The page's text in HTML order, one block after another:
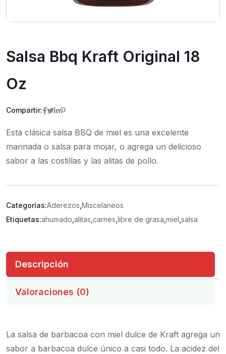
Salsa Bbq Kraft Original 18
Oz
Compartir:
Esta clásica salsa BBQ de miel es una excelente
marinada o salsa para mojar, o agrega un delicioso
sabor a las costillas y las alitas de pollo.
Categorías:Aderezos Miscelaneos
Etiquetas:ahumado alitas carnes libre de grasa miel salsa
Descripción
Valoraciones (0)
La salsa de barbacoa con miel dulce de Kraft agrega un
sabor a barbacoa dulce único a casi todo. La acidez del